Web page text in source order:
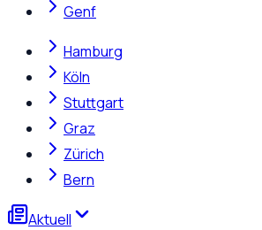
Genf
Hamburg
Köln
Stuttgart
Graz
Zürich
Bern
Aktuell